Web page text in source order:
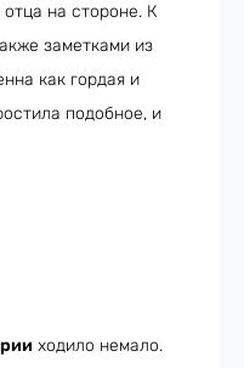
на стороне. К
заметками из
как гордая и
подобное, и
ходило немало.